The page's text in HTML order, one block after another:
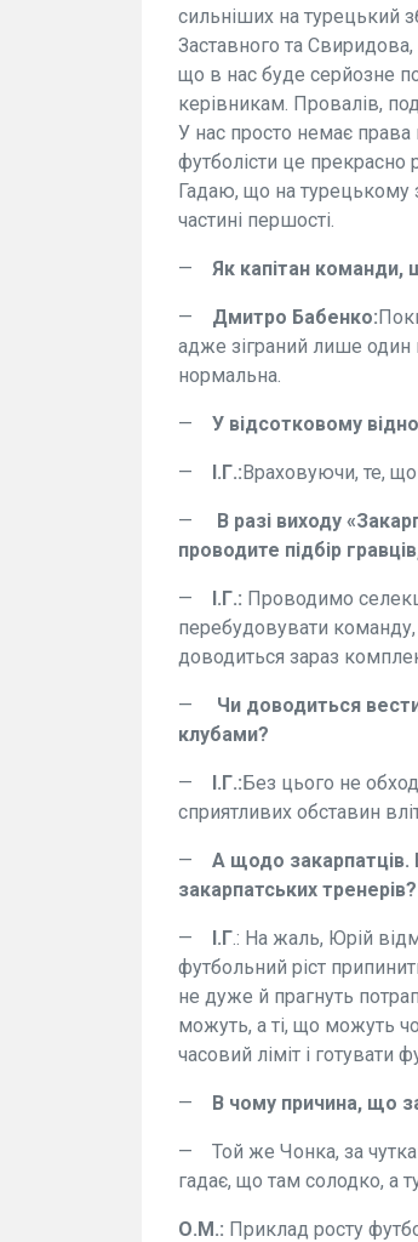
сильніших на турецький
Заставного та
що в нас буде серйозне
керівникам. Провалів,
У нас просто немає
футболісти це прекрасно
Гадаю, що на турецькому
частині першості.
— Як капітан команди,
— Дмитро Бабенко:
адже зіграний лише один
нормальна.
— У відсотковому
— І.Г.:Враховуючи, те, що
—
В разі виходу
проводите підбір
— І.Г.: Проводимо
перебудовувати
доводиться зараз
—
Чи доводиться
клубами?
— І.Г.:Без цього не
сприятливих обставин
—
А щодо
закарпатських тренерів?
— І.Г.: На жаль, Юрій
футбольний ріст
не дуже й прагнуть
можуть, а ті, що можуть
часовий ліміт і готувати
— В чому причина, що
—
Той же Чонка, за
гадає, що там солодко, а
О.М.: Приклад росту